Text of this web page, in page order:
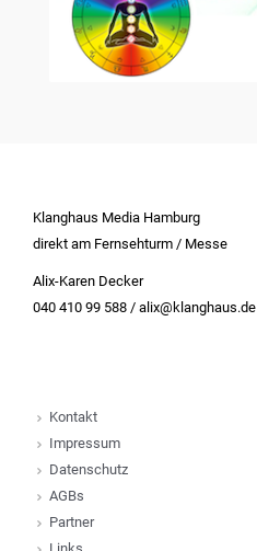
Klanghaus Media Hamburg
direkt am Fernsehturm / Messe
Alix-Karen Decker
040 410 99 588 / alix@klanghaus.de
Kontakt
Impressum
Datenschutz
AGBs
Partner